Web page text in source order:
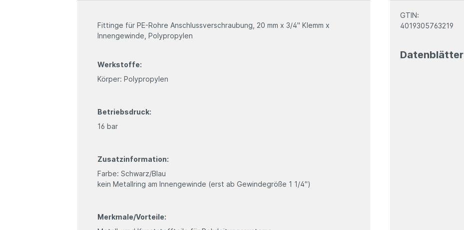
Fittinge für PE-Rohre Anschlussverschraubung, 20 mm x 3/4" Klemm x
Innengewinde, Polypropylen
Werkstoffe:
Körper: Polypropylen
Betriebsdruck:
16 bar
Zusatzinformation:
Farbe: Schwarz/Blau
kein Metallring am Innengewinde (erst ab Gewindegröße 1 1/4")
Merkmale/Vorteile:
GTIN:
4019305763219
Datenblätter